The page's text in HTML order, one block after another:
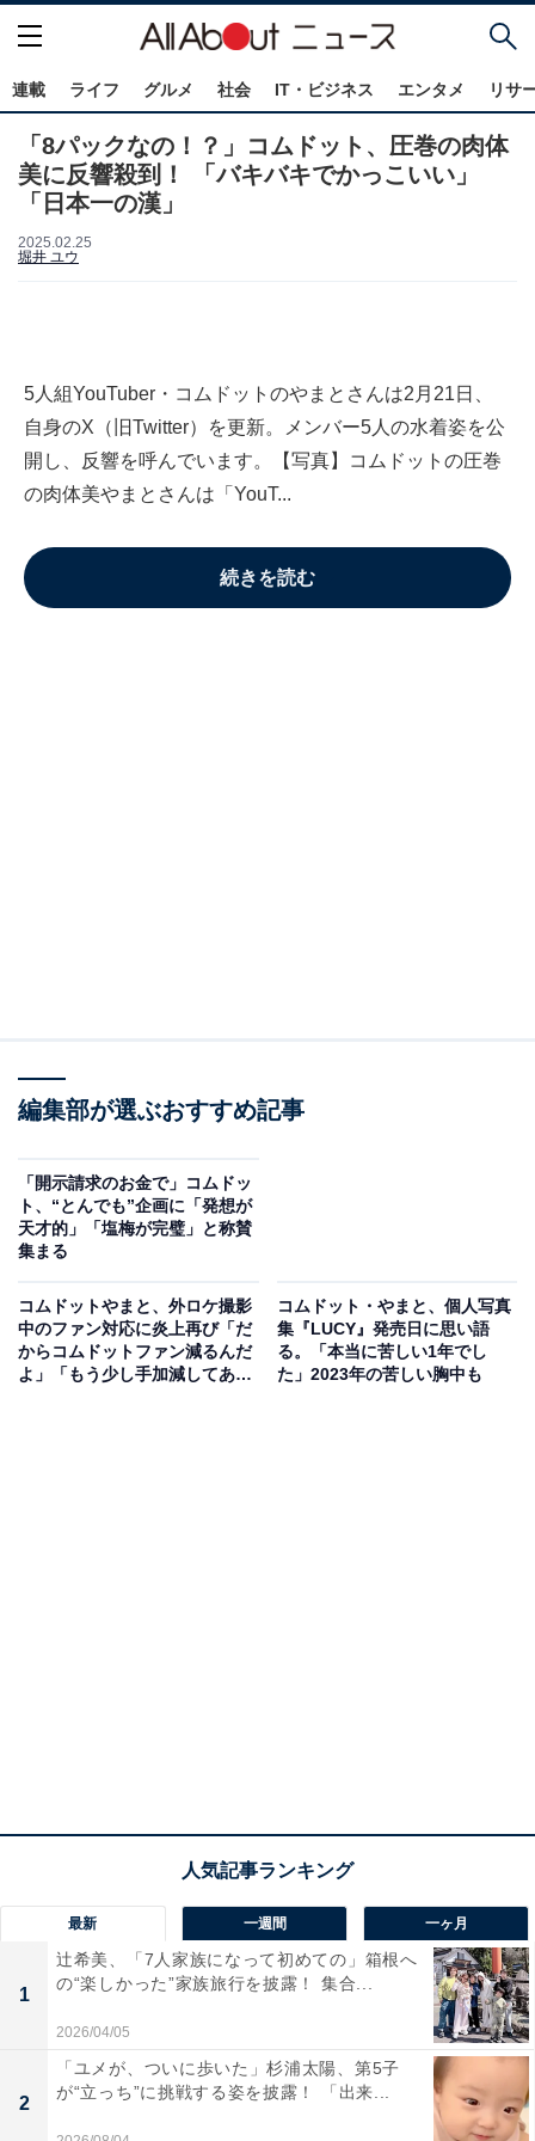
連載 ライフ グルメ 社会 IT・ビジネス エンタメ リサ
「8パックなの！？」コムドット、圧巻の肉体
美に反響殺到！ 「バキバキでかっこいい」
「日本一の漢」
2025.02.25
堀井 ユウ
5人組YouTuber・コムドットのやまとさんは2月21日、
自身のX（旧Twitter）を更新。メンバー5人の水着姿を公
開し、反響を呼んでいます。【写真】コムドットの圧巻
の肉体美やまとさんは「YouT...
続きを読む
編集部が選ぶおすすめ記事
「開示請求のお金で」コムドッ
ト、“とんでも”企画に「発想が
天才的」「塩梅が完璧」と称賛
集まる
コムドットやまと、外ロケ撮影
中のファン対応に炎上再び「だ
からコムドットファン減るんだ
よ」「もう少し手加減してあげ
コムドット・やまと、個人写真
集『LUCY』発売日に思い語
る。「本当に苦しい1年でし
た」2023年の苦しい胸中も
最新 一週間 一ヶ月
1
辻希美、「7人家族になって初めての」箱根へ
の“楽しかった”家族旅行を披露！ 集合...
2026/04/05
2
「ユメが、ついに歩いた」杉浦太陽、第5子
が“立っち”に挑戦する姿を披露！ 「出来...